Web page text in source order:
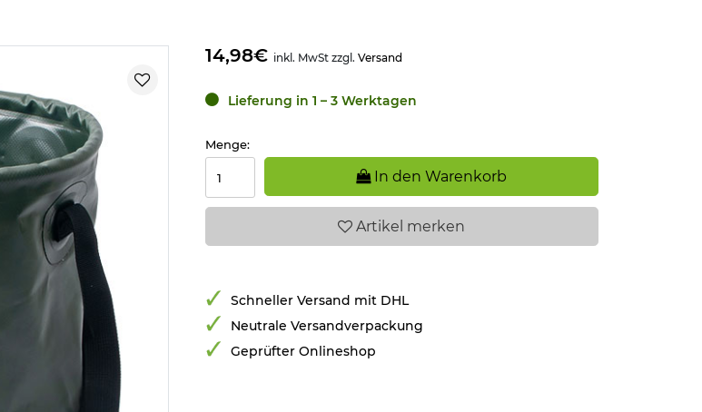
14,98€ inkl. MwSt zzgl. Versand
Lieferung in 1 – 3 Werktagen
Menge:
In den Warenkorb
Artikel merken
Schneller Versand mit DHL
Neutrale Versandverpackung
Geprüfter Onlineshop